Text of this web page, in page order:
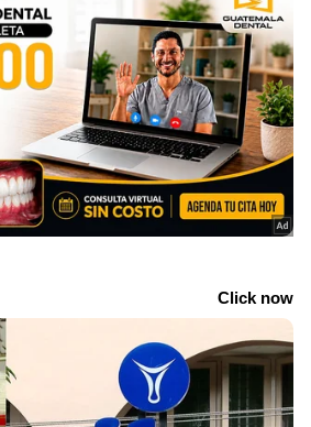
കീഴില്‍ ആദ്യമായി
ഇടം പിടിച്ചു.
റോഡ്രിഗോയ്ക്കും
ആന്തണിക്കും
പരിക്കേറ്റത്
എളുപ്പമാക്കിയെന്നും
സ്നേഹിച്ചവര്‍
സംഭവിച്ചുകഴിഞ്ഞു.
ബ്രസീലിന്റെ
അവസാന അവസരത്തില്‍
അവരുടെ
ആ ജനതെ ആ